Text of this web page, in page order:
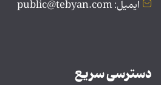
ایمیل: public@tebyan.com
دسترسی سریع